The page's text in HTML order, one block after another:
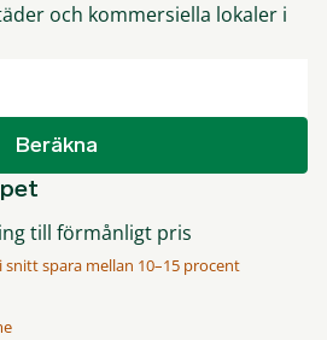
och kommersiella lokaler i
Beräkna
till förmånligt pris
spara mellan 10–15 procent